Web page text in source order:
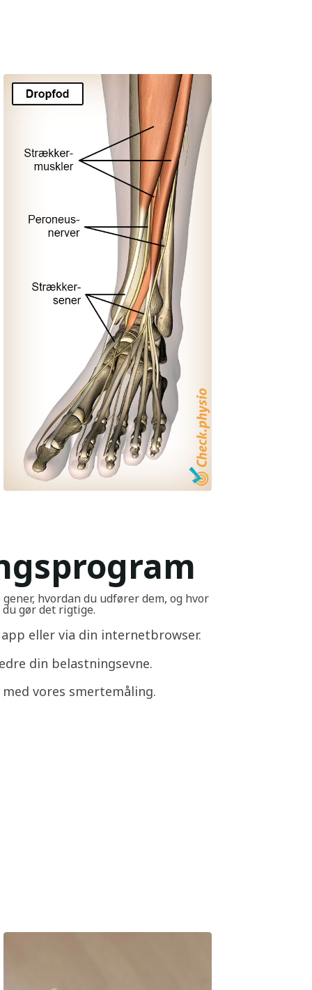
hvordan du udfører dem, og hvor
du gør det rigtige.
eller via din internetbrowser.
din belastningsevne.
vores smertemåling.